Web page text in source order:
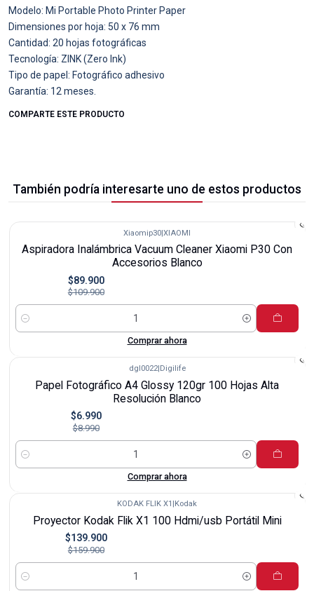
Modelo: Mi Portable Photo Printer Paper
Dimensiones por hoja: 50 x 76 mm
Cantidad: 20 hojas fotográficas
Tecnología: ZINK (Zero Ink)
Tipo de papel: Fotográfico adhesivo
Garantía: 12 meses.
COMPARTE ESTE PRODUCTO
También podría interesarte uno de estos productos
Xiaomip30|XIAOMI
Aspiradora Inalámbrica Vacuum Cleaner Xiaomi P30 Con
Accesorios Blanco
$89.900
$109.900
Cantidad
Comprar ahora
dgl0022| Digilife
Papel Fotográfico A4 Glossy 120gr 100 Hojas Alta
Resolución Blanco
$6.990
$8.990
Cantidad
Comprar ahora
KODAK FLIK X1 Kodak
Proyector Kodak Flik X1 100 Hdmi/usb Portátil Mini
$139.900
$159.900
Cantidad